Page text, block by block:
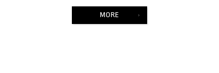
MORE